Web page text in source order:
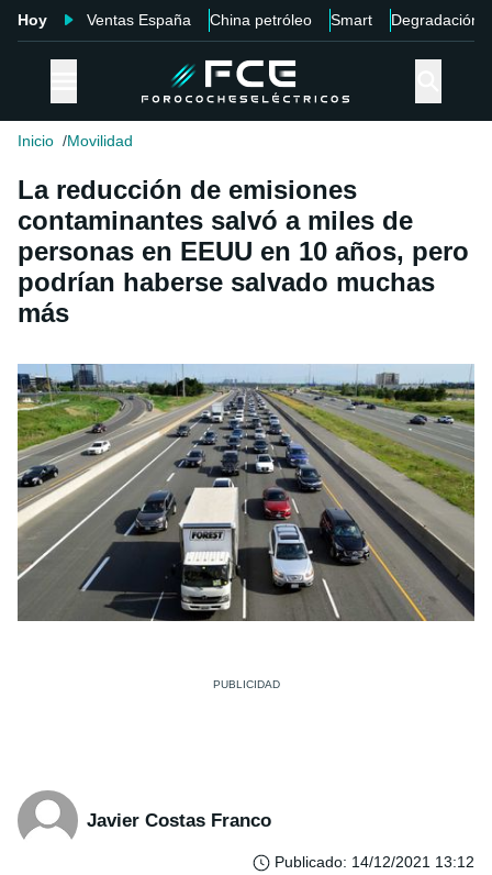
Hoy Ventas España China petróleo Smart Degradación
Inicio Movilidad
La reducción de emisiones
contaminantes salvó a miles de
personas en EEUU en 10 años, pero
podrían haberse salvado muchas
más
Javier Costas Franco
Publicado: 14/12/2021 13:12